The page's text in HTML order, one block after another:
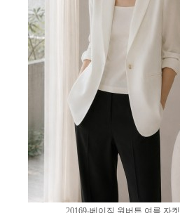
20169-베이직 원버튼 여름 자켓